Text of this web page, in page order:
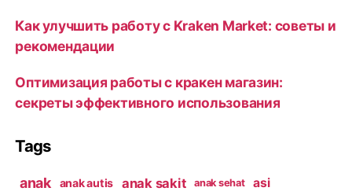
Как улучшить работу с Kraken Market: советы и
рекомендации
Оптимизация работы с кракен магазин:
секреты эффективного использования
Tags
anak anak autis anak sakit anak sehat
asi